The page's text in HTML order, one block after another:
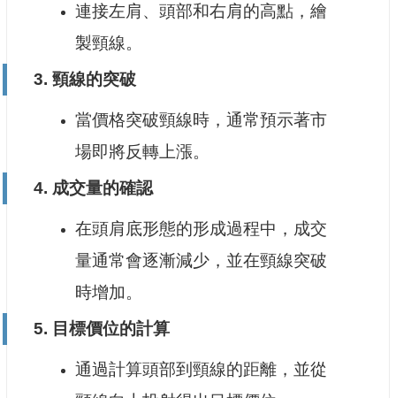
連接左肩、頭部和右肩的高點，繪
製頸線。
3. 頸線的突破
當價格突破頸線時，通常預示著市
場即將反轉上漲。
4. 成交量的確認
在頭肩底形態的形成過程中，成交
量通常會逐漸減少，並在頸線突破
時增加。
5. 目標價位的計算
通過計算頭部到頸線的距離，並從